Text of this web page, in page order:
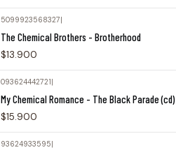
5099923568327|
The Chemical Brothers - Brotherhood
$13.900
093624442721|
My Chemical Romance - The Black Parade (cd)
$15.900
93624933595